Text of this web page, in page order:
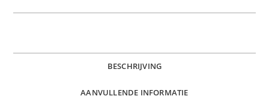
BESCHRIJVING
AANVULLENDE INFORMATIE